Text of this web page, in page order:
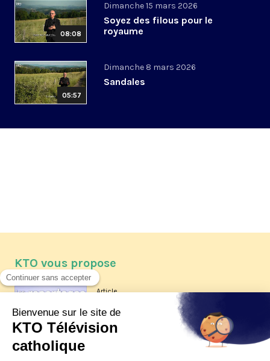
08:08
Dimanche 15 mars 2026
Soyez des filous pour le
royaume
05:57
Dimanche 8 mars 2026
Sandales
KTO vous propose
Article
Les reportages d'été 2026 de KTO